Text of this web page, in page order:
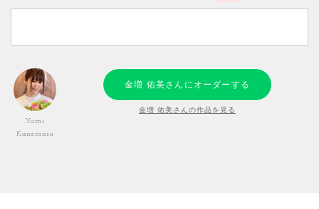
Yumi
Kanemasu
金増 佑美さんにオーダーする
金増 佑美さんの作品を見る